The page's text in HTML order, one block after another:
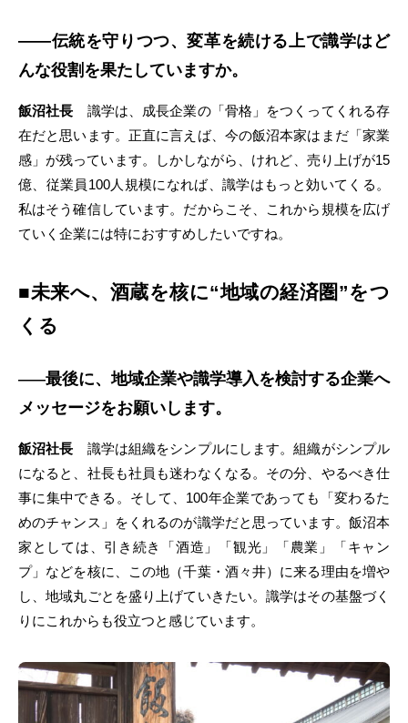
――伝統を守りつつ、変革を続ける上で識学はど
んな役割を果たしていますか。
飯沼社長 識学は、成長企業の「骨格」をつくってくれる存
在だと思います。正直に言えば、今の飯沼本家はまだ「家業
感」が残っています。しかしながら、けれど、売り上げが15
億、従業員100人規模になれば、識学はもっと効いてくる。
私はそう確信しています。だからこそ、これから規模を広げ
ていく企業には特におすすめしたいですね。
■未来へ、酒蔵を核に“地域の経済圏”をつ
くる
――最後に、地域企業や識学導入を検討する企業へ
メッセージをお願いします。
飯沼社長 識学は組織をシンプルにします。組織がシンプル
になると、社長も社員も迷わなくなる。その分、やるべき仕
事に集中できる。そして、100年企業であっても「変わるた
めのチャンス」をくれるのが識学だと思っています。飯沼本
家としては、引き続き「酒造」「観光」「農業」「キャン
プ」などを核に、この地（千葉・酒々井）に来る理由を増や
し、地域丸ごとを盛り上げていきたい。識学はその基盤づく
りにこれからも役立つと感じています。